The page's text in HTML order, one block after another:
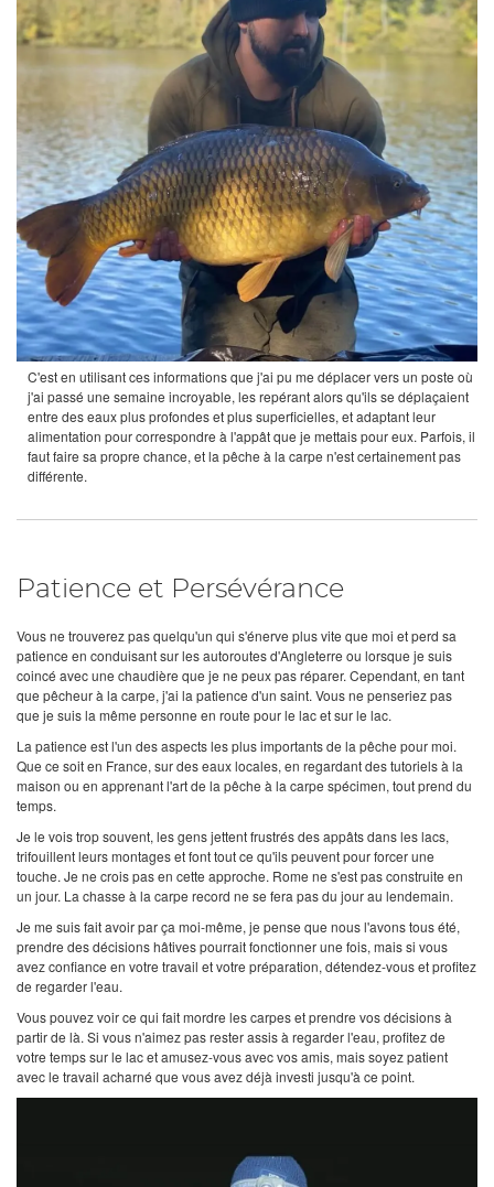
C'est en utilisant ces informations que j'ai pu me déplacer vers un poste où
j'ai passé une semaine incroyable, les repérant alors qu'ils se déplaçaient
entre des eaux plus profondes et plus superficielles, et adaptant leur
alimentation pour correspondre à l'appât que je mettais pour eux. Parfois, il
faut faire sa propre chance, et la pêche à la carpe n'est certainement pas
différente.
Patience et Persévérance
Vous ne trouverez pas quelqu'un qui s'énerve plus vite que moi et perd sa
patience en conduisant sur les autoroutes d'Angleterre ou lorsque je suis
coincé avec une chaudière que je ne peux pas réparer. Cependant, en tant
que pêcheur à la carpe, j'ai la patience d'un saint. Vous ne penseriez pas
que je suis la même personne en route pour le lac et sur le lac.
La patience est l'un des aspects les plus importants de la pêche pour moi.
Que ce soit en France, sur des eaux locales, en regardant des tutoriels à la
maison ou en apprenant l'art de la pêche à la carpe spécimen, tout prend du
temps.
Je le vois trop souvent, les gens jettent frustrés des appâts dans les lacs,
trifouillent leurs montages et font tout ce qu'ils peuvent pour forcer une
touche. Je ne crois pas en cette approche. Rome ne s'est pas construite en
un jour. La chasse à la carpe record ne se fera pas du jour au lendemain.
Je me suis fait avoir par ça moi-même, je pense que nous l'avons tous été,
prendre des décisions hâtives pourrait fonctionner une fois, mais si vous
avez confiance en votre travail et votre préparation, détendez-vous et profitez
de regarder l'eau.
Vous pouvez voir ce qui fait mordre les carpes et prendre vos décisions à
partir de là. Si vous n'aimez pas rester assis à regarder l'eau, profitez de
votre temps sur le lac et amusez-vous avec vos amis, mais soyez patient
avec le travail acharné que vous avez déjà investi jusqu'à ce point.